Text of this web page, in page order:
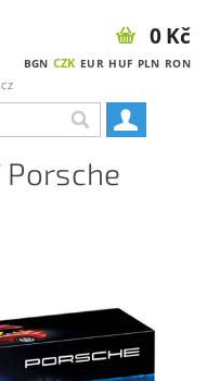
BGN CZK EUR HUF PLN RON
0 Kč
Porsche